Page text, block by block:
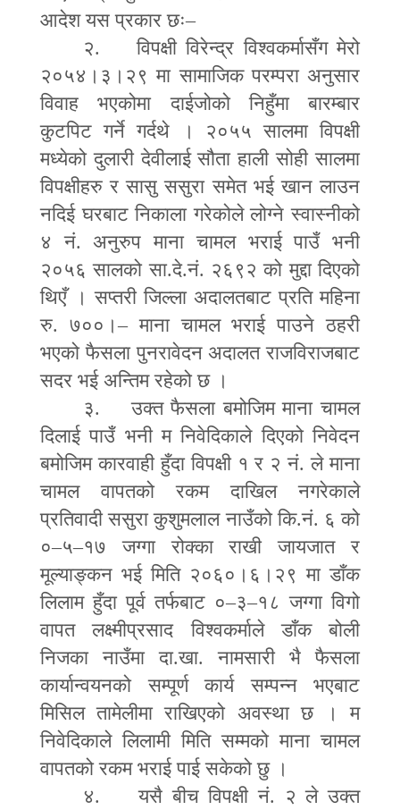
आदेश यस प्रकार छः–
२. विपक्षी विरेन्द्र विश्वकर्मासँग मेरो
२०५४।३।२९ मा सामाजिक परम्परा अनुसार
विवाह भएकोमा दाईजोको निहुँमा बारम्बार
कुटपिट गर्ने गर्दथे । २०५५ सालमा विपक्षी
मध्येको दुलारी देवीलाई सौता हाली सोही सालमा
विपक्षीहरु र सासु ससुरा समेत भई खान लाउन
नदिई घरबाट निकाला गरेकोले लोग्ने स्वास्नीको
४ नं. अनुरुप माना चामल भराई पाउँ भनी
२०५६ सालको सा.दे.नं. २६९२ को मुद्दा दिएको
थिएँ । सप्तरी जिल्ला अदालतबाट प्रति महिना
रु. ७००।–माना चामल भराई पाउने ठहरी
भएको फैसला पुनरावेदन अदालत राजविराजबाट
सदर भई अन्तिम रहेको छ ।
३. उक्त फैसला बमोजिम माना चामल
दिलाई पाउँ भनी म निवेदिकाले दिएको निवेदन
बमोजिम कारवाही हुँदा विपक्षी १ र २ नं. ले माना
चामल वापतको रकम दाखिल नगरेकाले
प्रतिवादी ससुरा कुशुमलाल नाउँको कि.नं. ६ को
०–५–१७ जग्गा रोक्का राखी जायजात र
मूल्याङ्कन भई मिति २०६०।६।२९ मा डाँक
लिलाम हुँदा पूर्व तर्फबाट ०–३–१८ जग्गा विगो
वापत लक्ष्मीप्रसाद विश्वकर्माले डाँक बोली
निजका नाउँमा दा.खा. नामसारी भै फैसला
कार्यान्वयनको सम्पूर्ण कार्य सम्पन्न भएबाट
मिसिल तामेलीमा राखिएको अवस्था छ । म
निवेदिकाले लिलामी मिति सम्मको माना चामल
वापतको रकम भराई पाई सकेको छु ।
४. यसै बीच विपक्षी नं. २ ले उक्त